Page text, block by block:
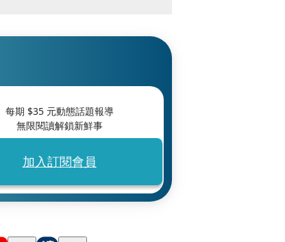
每期 $35元動態話題報導
無限閱讀解鎖新鮮事
加入訂閱會員